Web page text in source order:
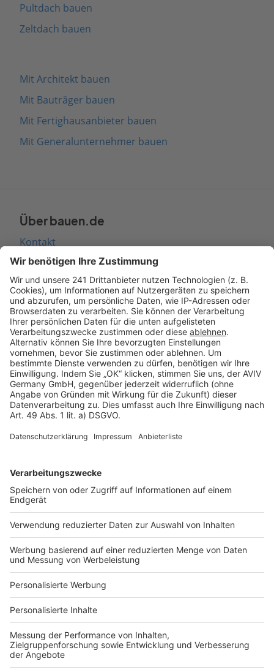
Pultdach bauen
Zeltdach bauen
Mit Architekt bauen
Mit Bauträger bauen
Mit Fertighausanbieter bauen
Mit Generalunternehmer bauen
Über bauen.de
Kontakt
Seitenaufbau
Barrierefreiheit
Cookie Einstellungen
Rechtliches
AGB-Übersicht
Datenschutz
Impressum
Services
Bauprojekt-Quiz
Häuser-Suche
Hausanbieter-Suche
Bauprojekt-Profil
Für Unternehmen
Ihre Baufirma auf bauen.de
Kostenloses Infogespräch